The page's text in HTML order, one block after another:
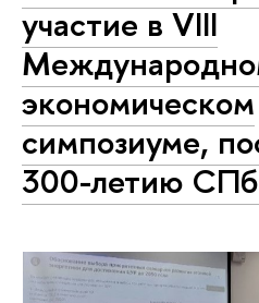
участие в VIII
экономическом
симпозиуме,
300-летию